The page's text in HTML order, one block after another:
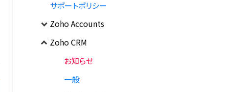
サポートポリシー
Zoho Accounts
Zoho CRM
お知らせ
一般